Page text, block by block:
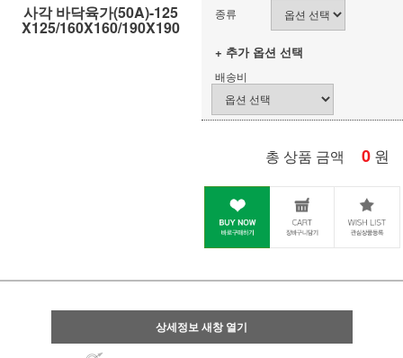
사각 바닥육가(50A)-125
X125/160X160/190X190
종류
+ 추가 옵션 선택
배송비
총 상품 금액 0 원
상세정보 새창 열기